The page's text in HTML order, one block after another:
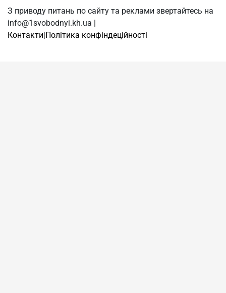
З приводу питань по сайту та реклами звертайтесь на
info@1svobodnyi.kh.ua |
Контакти|Політика конфіндеційності